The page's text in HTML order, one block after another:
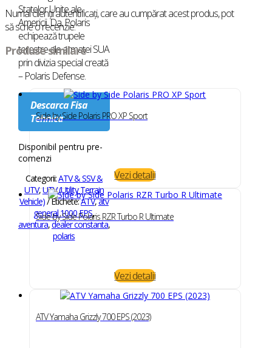
Statelor Unite ale
Americii. Da, Polaris
echipează trupele
terestre ale armatei SUA
prin divizia special creată
– Polaris Defense.
Descarca Fisa
Tehnica
Disponibil pentru pre-
comenzi
Categorii:ATV & SSV &
UTV,UTV (Utility Terrain
Vehicle) Etichete:ATV,atv
general 1000 EPS,
aventura,dealer constanta,
polaris
Numai clienții autentificați, care au cumpărat acest produs, pot
să scrie o recenzie.
Produse similare
Side by Side Polaris PRO XP Sport
Vezi detalii
Side by Side Polaris RZR Turbo R Ultimate
Vezi detalii
ATV Yamaha Grizzly 700 EPS (2023)